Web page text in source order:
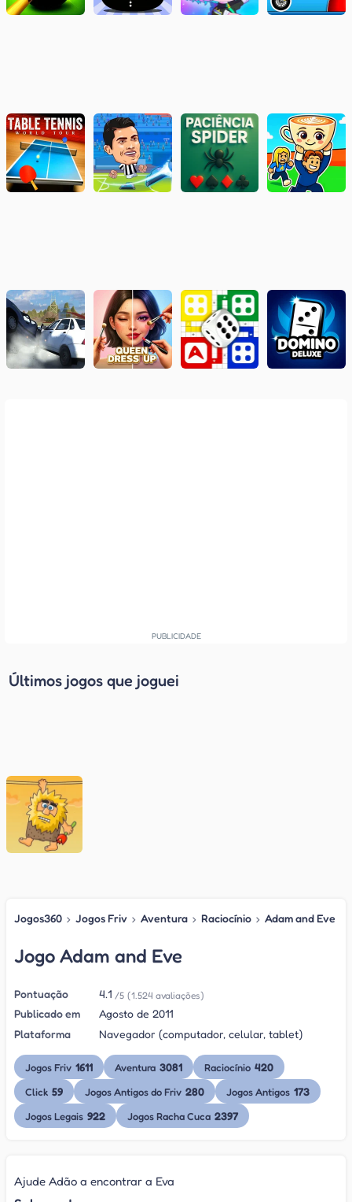
Últimos jogos que joguei
Jogos360 › Jogos Friv › Aventura › Raciocínio › Adam and Eve
Jogo Adam and Eve
Pontuação 4.1 /5 (1.524 avaliações)
Publicado em
Agosto de 2011
Plataforma
Navegador (computador, celular, tablet)
Jogos Friv 1611 Aventura 3081 Raciocínio 420
Click 59 Jogos Antigos do Friv 280 Jogos Antigos 173
Jogos Legais 922 Jogos Racha Cuca 2397
Ajude Adão a encontrar a Eva